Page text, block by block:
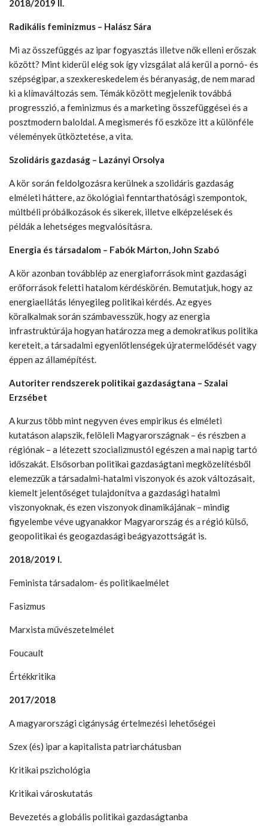
2018/2019 II.
Radikális feminizmus – Halász Sára
Mi az összefüggés az ipar fogyasztás illetve nők elleni erőszak
között? Mint kiderül elég sok így vizsgálat alá kerül a pornó- és
szépségipar, a szexkereskedelem és béranyaság, de nem marad
ki a klímaváltozás sem. Témák között megjelenik továbbá
progresszió, a feminizmus és a marketing összefüggései és a
posztmodern baloldal. A megismerés fő eszköze itt a különféle
vélemények ütköztetése, a vita.
Szolidáris gazdaság – Lazányi Orsolya
A kör során feldolgozásra kerülnek a szolidáris gazdaság
elméleti háttere, az ökológiai fenntarthatósági szempontok,
múltbéli próbálkozások és sikerek, illetve elképzelések és
példák a lehetséges megvalósításra.
Energia és társadalom – Fabók Márton, John Szabó
A kör azonban továbblép az energiaforrások mint gazdasági
erőforrások feletti hatalom kérdéskörén. Bemutatjuk, hogy az
energiaellátás lényegileg politikai kérdés. Az egyes
köralkalmak során számbavesszük, hogy az energia
infrastruktúrája hogyan határozza meg a demokratikus politika
kereteit, a társadalmi egyenlőtlenségek újratermelődését vagy
éppen az államépítést.
Autoriter rendszerek politikai gazdaságtana – Szalai
Erzsébet
A kurzus több mint negyven éves empirikus és elméleti
kutatáson alapszik, felöleli Magyarországnak – és részben a
régiónak – a létezett szocializmustól egészen a mai napig tartó
időszakát. Elsősorban politikai gazdaságtani megközelítésből
elemezzük a társadalmi-hatalmi viszonyok és azok változásait,
kiemelt jelentőséget tulajdonítva a gazdasági hatalmi
viszonyoknak, és ezen viszonyok dinamikájának – mindig
figyelembe véve ugyanakkor Magyarország és a régió külső,
geopolitikai és geogazdasági beágyazottságát is.
2018/2019 I.
Feminista társadalom- és politikaelmélet
Fasizmus
Marxista művészetelmélet
Foucault
Értékkritika
2017/2018
A magyarországi cigányság értelmezési lehetőségei
Szex (és) ipar a kapitalista patriarchátusban
Kritikai pszichológia
Kritikai városkutatás
Bevezetés a globális politikai gazdaságtanba